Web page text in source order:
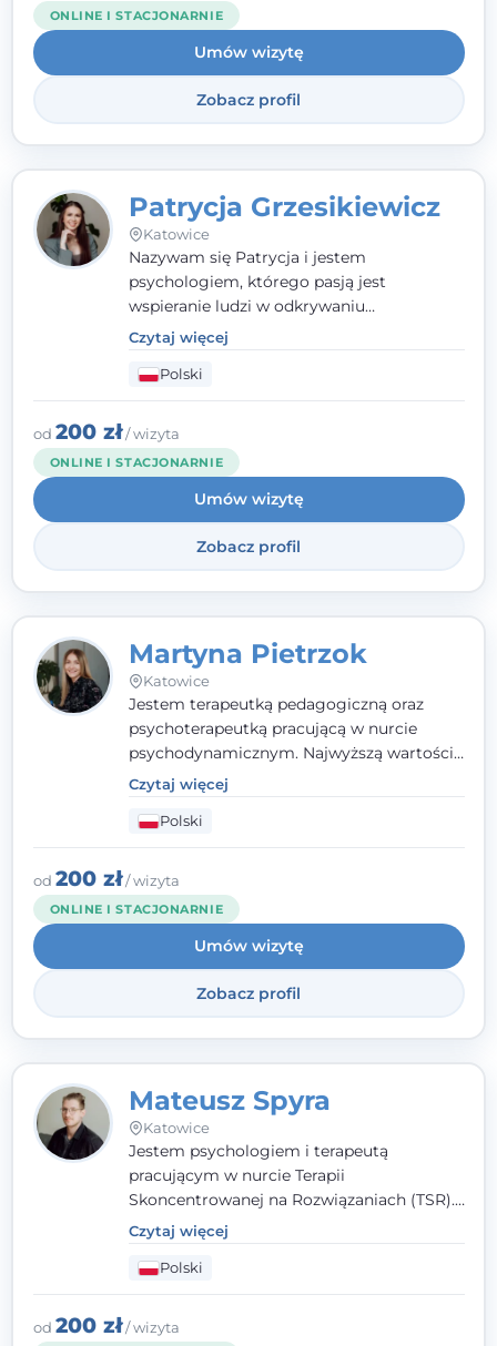
ONLINE I STACJONARNIE
Umów wizytę
Zobacz profil
Patrycja Grzesikiewicz
Katowice
Nazywam się Patrycja i jestem
psychologiem, którego pasją jest
wspieranie ludzi w odkrywaniu
wewnętrznej siły i radzeniu sobie z
codziennymi trudnościami. Pracuję w
nurcie poznawczo-behawioralnym, oferując
indywidualne podejście pełne empatii,
zaufania i wsparcia. Jeśli masz za sobą
trudny czas, jestem tutaj dla Ciebie.
Czytaj więcej
Polski
od 200 zł/ wizyta
ONLINE I STACJONARNIE
Umów wizytę
Zobacz profil
Martyna Pietrzok
Katowice
Jestem terapeutką pedagogiczną oraz
psychoterapeutką pracującą w nurcie
psychodynamicznym. Najwyższą wartością
jest dla mnie bliska, pełna zrozumienia i
zaangażowania relacja z pacjentem. To
właśnie ta oparta na zaufaniu więź staje się
przestrzenią, w której można dotrzeć do
źródła trudności i spojrzeć na nie inaczej
niż dotąd.
Czytaj więcej
Polski
od 200 zł/ wizyta
ONLINE I STACJONARNIE
Umów wizytę
Zobacz profil
Mateusz Spyra
Katowice
Jestem psychologiem i terapeutą
pracującym w nurcie Terapii
Skoncentrowanej na Rozwiązaniach (TSR).
Towarzyszę młodzieży i dorosłym z
empatią, zrozumieniem i bez oceniania.
Daję przestrzeń do bycia sobą, bo wiem, że
w każdym człowieku jest coś wyjątkowego.
Czytaj więcej
Polski
od 200 zł/ wizyta